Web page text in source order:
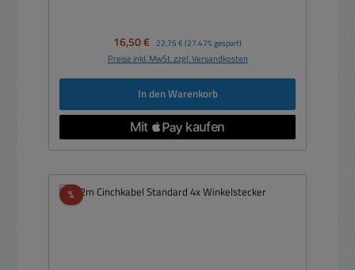
Verkaufspreis:
16,50 € Regulärer Preis:
22,75 € (27.47% gespart)
Preise inkl. MwSt. zzgl. Versandkosten
In den Warenkorb
%Rabatt